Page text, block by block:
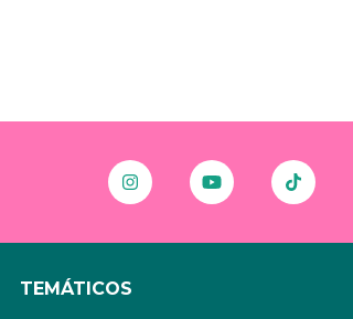
TEMÁTICOS